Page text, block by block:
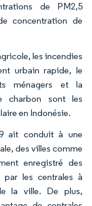
de PM2,5
concentration de
les incendies
urbain rapide, le
ménagers et la
charbon sont les
en Indonésie.
ait conduit à une
des villes comme
enregistré des
par les centrales à
la ville. De plus,